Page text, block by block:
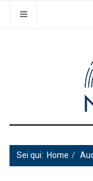
Sei qui: Home